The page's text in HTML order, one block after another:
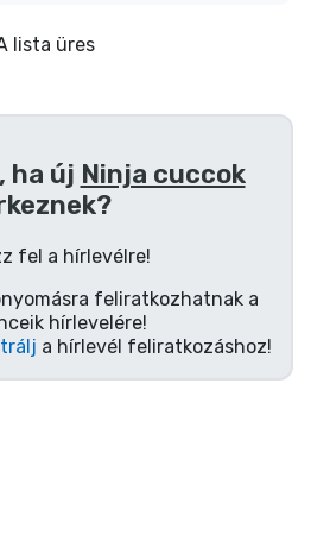
lista üres
ha új Ninja cuccok
fel a hírlevélre!
feliratkozhatnak a
hírlevelére!
a hírlevél feliratkozáshoz!